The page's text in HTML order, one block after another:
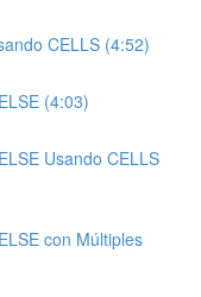
CELLS (4:52)
(4:03)
Usando CELLS
con Múltiples